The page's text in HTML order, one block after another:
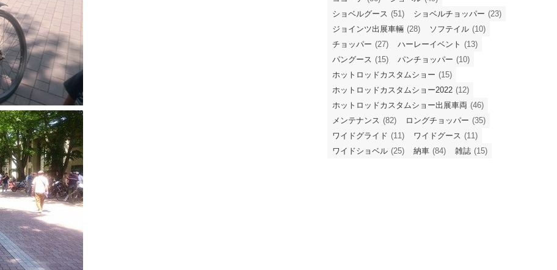
ショベルグース (51) ショベルチョッパー (23)
ジョインツ出展車輛 (28) ソフテイル (10)
チョッパー (27) ハーレーイベント (13)
パングース (15) パンチョッパー (10)
ホットロッドカスタムショー (15)
ホットロッドカスタムショー2022 (12)
ホットロッドカスタムショー出展車両 (46)
メンテナンス (82) ロングチョッパー (35)
ワイドグライド (11) ワイドグース (11)
ワイドショベル (25) 納車 (84) 雑誌 (15)